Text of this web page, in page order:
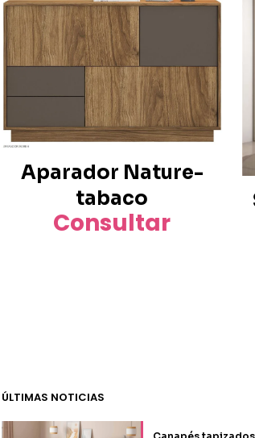
Aparador Nature-
tabaco
Consultar
ÚLTIMAS NOTICIAS